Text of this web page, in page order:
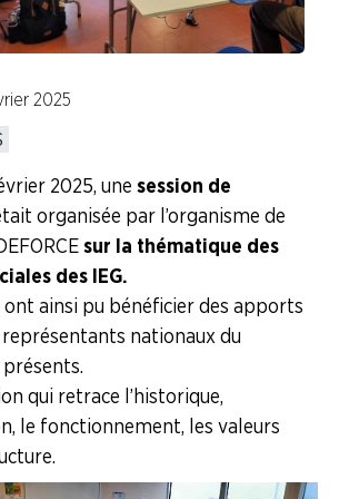
la Plasturgie
Verre
Fce
magazine
2025
2025, une session de
organisée par l’organisme de
sur la thématique des
des IEG.
ont ainsi pu bénéficier des apports
nationaux du
qui retrace l’historique,
le fonctionnement, les valeurs